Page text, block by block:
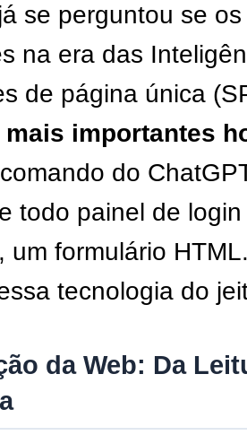
se perguntou se
na era das
de página única
mais importantes
do
todo painel de
um formulário
tecnologia do
da Web: Da